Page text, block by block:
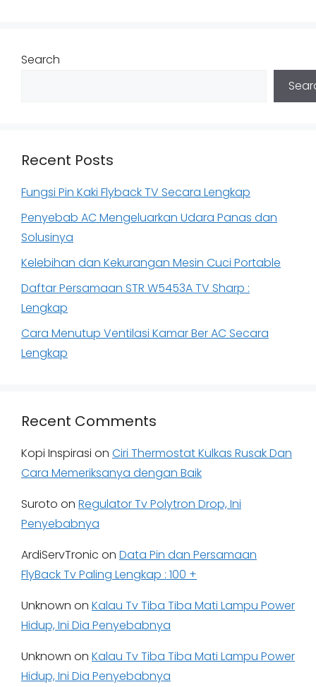
Search
Recent Posts
Fungsi Pin Kaki Flyback TV Secara Lengkap
Penyebab AC Mengeluarkan Udara Panas dan
Solusinya
Kelebihan dan Kekurangan Mesin Cuci Portable
Daftar Persamaan STR W5453A TV Sharp :
Lengkap
Cara Menutup Ventilasi Kamar Ber AC Secara
Lengkap
Recent Comments
Kopi Inspirasi on Ciri Thermostat Kulkas Rusak Dan
Cara Memeriksanya dengan Baik
Suroto on Regulator Tv Polytron Drop, Ini
Penyebabnya
ArdiServTronic on Data Pin dan Persamaan
FlyBack Tv Paling Lengkap : 100 +
Unknown on Kalau Tv Tiba Tiba Mati Lampu Power
Hidup, Ini Dia Penyebabnya
Unknown on Kalau Tv Tiba Tiba Mati Lampu Power
Hidup, Ini Dia Penyebabnya